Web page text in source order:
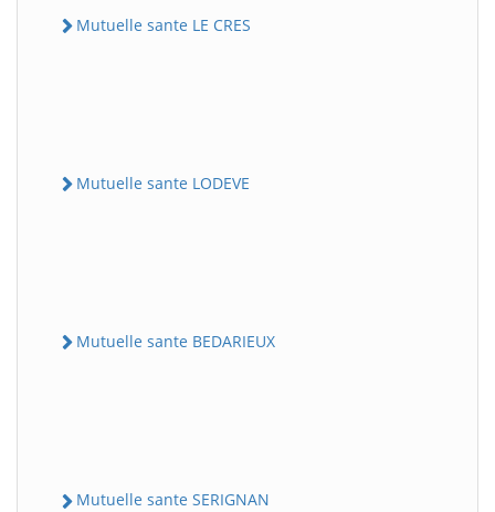
Mutuelle sante LE CRES
Mutuelle sante LODEVE
Mutuelle sante BEDARIEUX
Mutuelle sante SERIGNAN